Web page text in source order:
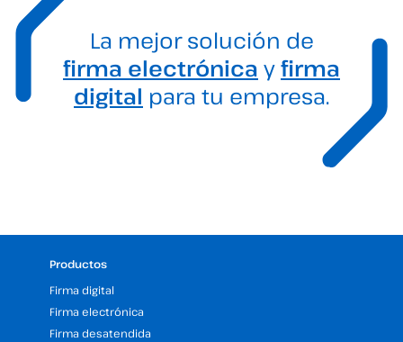
La mejor solución de
firma electrónica yfirma
digital para tu empresa.
Productos
Firma digital
Firma electrónica
Firma desatendida